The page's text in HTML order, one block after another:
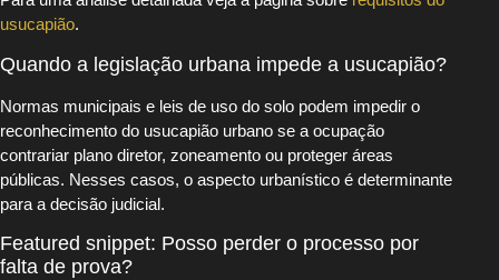
usucapião.
Quando a legislação urbana impede a usucapião?
Normas municipais e leis de uso do solo podem impedir o
reconhecimento do usucapião urbano se a ocupação
contrariar plano diretor, zoneamento ou proteger áreas
públicas. Nesses casos, o aspecto urbanístico é determinante
para a decisão judicial.
Featured snippet: Posso perder o processo por
falta de prova?